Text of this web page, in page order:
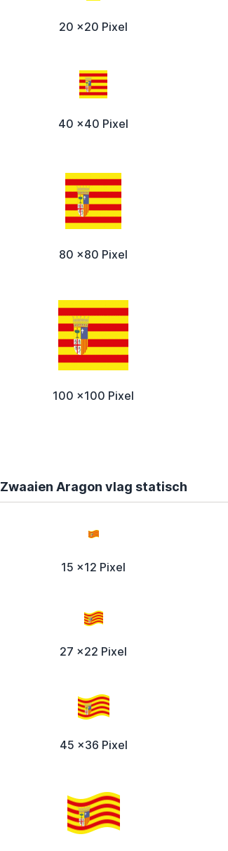
20 x20 Pixel
40 x40 Pixel
80 x80 Pixel
100 x100 Pixel
Zwaaien Aragon vlag statisch
15 x12 Pixel
27 x22 Pixel
45 x36 Pixel